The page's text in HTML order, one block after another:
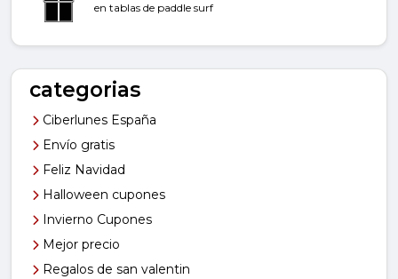
en tablas de paddle surf
categorias
Ciberlunes España
Envío gratis
Feliz Navidad
Halloween cupones
Invierno Cupones
Mejor precio
Regalos de san valentin